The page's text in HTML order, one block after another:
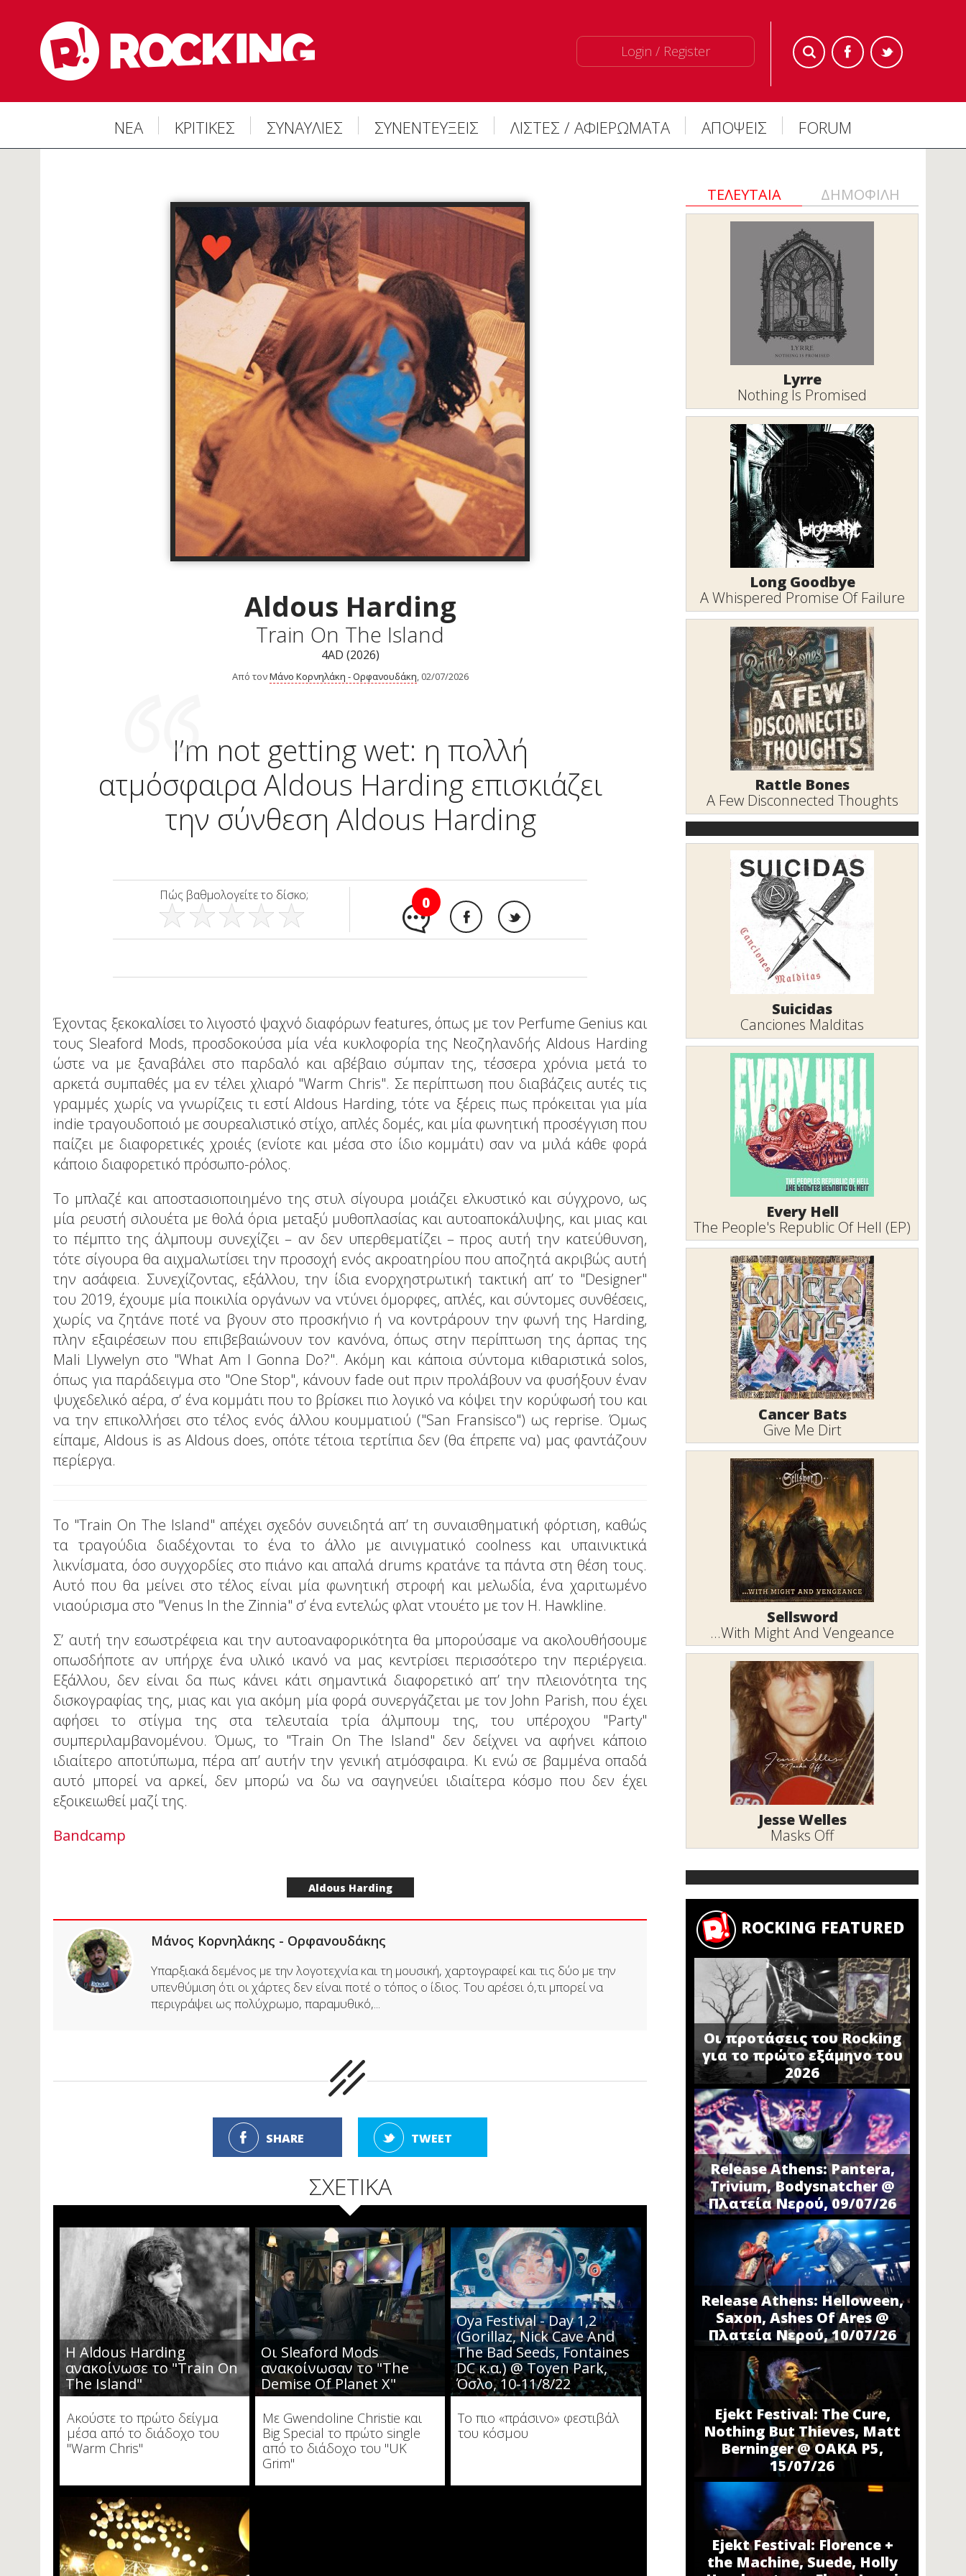
Login / Register
ΝΕΑ ΚΡΙΤΙΚΕΣ ΣΥΝΑΥΛΙΕΣ ΣΥΝΕΝΤΕΥΞΕΙΣ ΛΙΣΤΕΣ / ΑΦΙΕΡΩΜΑΤΑ ΑΠΟΨΕΙΣ FORUM
Aldous Harding
Train On The Island
4AD (2026)
Από τονΜάνο Κορνηλάκη - Ορφανουδάκη, 02/07/2026
I’m not getting wet: η πολλή
ατμόσφαιρα Aldous Harding επισκιάζει
την σύνθεση Aldous Harding
Πώς βαθμολογείτε το δίσκο; 0
Έχοντας ξεκοκαλίσει το λιγοστό ψαχνό διαφόρων features, όπως με τον Perfume Genius και
τους Sleaford Mods, προσδοκούσα μία νέα κυκλοφορία της Νεοζηλανδής Aldous Harding
ώστε να με ξαναβάλει στο παρδαλό και αβέβαιο σύμπαν της, τέσσερα χρόνια μετά το
αρκετά συμπαθές μα εν τέλει χλιαρό "Warm Chris". Σε περίπτωση που διαβάζεις αυτές τις
γραμμές χωρίς να γνωρίζεις τι εστί Aldous Harding, τότε να ξέρεις πως πρόκειται για μία
indie τραγουδοποιό με σουρεαλιστικό στίχο, απλές δομές, και μία φωνητική προσέγγιση που
παίζει με διαφορετικές χροιές (ενίοτε και μέσα στο ίδιο κομμάτι) σαν να μιλά κάθε φορά
κάποιο διαφορετικό πρόσωπο-ρόλος.
Το μπλαζέ και αποστασιοποιημένο της στυλ σίγουρα μοιάζει ελκυστικό και σύγχρονο, ως
μία ρευστή σιλουέτα με θολά όρια μεταξύ μυθοπλασίας και αυτοαποκάλυψης, και μιας και
το πέμπτο της άλμπουμ συνεχίζει – αν δεν υπερθεματίζει – προς αυτή την κατεύθυνση,
τότε σίγουρα θα αιχμαλωτίσει την προσοχή ενός ακροατηρίου που αποζητά ακριβώς αυτή
την ασάφεια. Συνεχίζοντας, εξάλλου, την ίδια ενορχηστρωτική τακτική απ’ το "Designer"
του 2019, έχουμε μία ποικιλία οργάνων να ντύνει όμορφες, απλές, και σύντομες συνθέσεις,
χωρίς να ζητάνε ποτέ να βγουν στο προσκήνιο ή να κοντράρουν την φωνή της Harding,
πλην εξαιρέσεων που επιβεβαιώνουν τον κανόνα, όπως στην περίπτωση της άρπας της
Mali Llywelyn στο "What Am I Gonna Do?". Ακόμη και κάποια σύντομα κιθαριστικά solos,
όπως για παράδειγμα στο "One Stop", κάνουν fade out πριν προλάβουν να φυσήξουν έναν
ψυχεδελικό αέρα, σ’ ένα κομμάτι που το βρίσκει πιο λογικό να κόψει την κορύφωσή του και
να την επικολλήσει στο τέλος ενός άλλου κουμματιού ("San Fransisco") ως reprise. Όμως
είπαμε, Aldous is as Aldous does, οπότε τέτοια τερτίπια δεν (θα έπρεπε να) μας φαντάζουν
περίεργα.
Το "Train On The Island" απέχει σχεδόν συνειδητά απ’ τη συναισθηματική φόρτιση, καθώς
τα τραγούδια διαδέχονται το ένα το άλλο με αινιγματικό coolness και υπαινικτικά
λικνίσματα, όσο συγχορδίες στο πιάνο και απαλά drums κρατάνε τα πάντα στη θέση τους.
Αυτό που θα μείνει στο τέλος είναι μία φωνητική στροφή και μελωδία, ένα χαριτωμένο
νιαούρισμα στο "Venus In the Zinnia" σ’ ένα εντελώς φλατ ντουέτο με τον Η. Hawkline.
Σ’ αυτή την εσωστρέφεια και την αυτοαναφορικότητα θα μπορούσαμε να ακολουθήσουμε
οπωσδήποτε αν υπήρχε ένα υλικό ικανό να μας κεντρίσει περισσότερο την περιέργεια.
Εξάλλου, δεν είναι δα πως κάνει κάτι σημαντικά διαφορετικό απ’ την πλειονότητα της
δισκογραφίας της, μιας και για ακόμη μία φορά συνεργάζεται με τον John Parish, που έχει
αφήσει το στίγμα της στα τελευταία τρία άλμπουμ της, του υπέροχου "Party"
συμπεριλαμβανομένου. Όμως, το "Train On The Island" δεν δείχνει να αφήνει κάποιο
ιδιαίτερο αποτύπωμα, πέρα απ’ αυτήν την γενική ατμόσφαιρα. Κι ενώ σε βαμμένα οπαδά
αυτό μπορεί να αρκεί, δεν μπορώ να δω να σαγηνεύει ιδιαίτερα κόσμο που δεν έχει
εξοικειωθεί μαζί της.
Bandcamp
Aldous Harding
Μάνος Κορνηλάκης - Ορφανουδάκης
Υπαρξιακά δεμένος με την λογοτεχνία και τη μουσική, χαρτογραφεί και τις δύο με την
υπενθύμιση ότι οι χάρτες δεν είναι ποτέ ο τόπος ο ίδιος. Του αρέσει ό,τι μπορεί να
περιγράψει ως πολύχρωμο, παραμυθικό,...
SHARE TWEET
ΣΧΕΤΙΚΑ
H Aldous Harding
ανακοίνωσε το "Train On
The Island"
Ακούστε το πρώτο δείγμα
μέσα από το διάδοχο του
"Warm Chris"
Οι Sleaford Mods
ανακοίνωσαν το "The
Demise Of Planet X"
Με Gwendoline Christie και
Big Special το πρώτο single
από το διάδοχο του "UK
Grim"
Oya Festival - Day 1,2
(Gorillaz, Nick Cave And
The Bad Seeds, Fontaines
DC κ.α.) @ Toyen Park,
Όσλο, 10-11/8/22
Το πιο «πράσινο» φεστιβάλ
του κόσμου
ΤΕΛΕΥΤΑΙΑ ΔΗΜΟΦΙΛΗ
Lyrre
Nothing Is Promised
Long Goodbye
A Whispered Promise Of Failure
Rattle Bones
A Few Disconnected Thoughts
Suicidas
Canciones Malditas
Every Hell
The People's Republic Of Hell (EP)
Cancer Bats
Give Me Dirt
Sellsword
...With Might And Vengeance
Jesse Welles
Masks Off
ROCKING FEATURED
Οι προτάσεις του Rocking
για το πρώτο εξάμηνο του
2026
Release Athens: Pantera,
Trivium, Bodysnatcher @
Πλατεία Νερού, 09/07/26
Release Athens: Helloween,
Saxon, Ashes Of Ares @
Πλατεία Νερού, 10/07/26
Ejekt Festival: The Cure,
Nothing But Thieves, Matt
Berninger @ ΟΑΚΑ P5,
15/07/26
Ejekt Festival: Florence +
the Machine, Suede, Holly